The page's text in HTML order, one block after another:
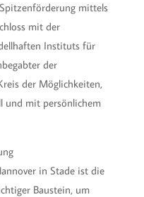
mittels
mit der
Instituts für
der
der Möglichkeiten,
und mit persönlichem
in Stade ist die
Baustein, um